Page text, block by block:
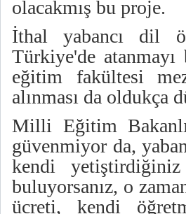
olacakmış bu proje.
İthal yabancı dil
Türkiye'de
eğitim fakültesi
alınması da oldukça
Milli Eğitim
güvenmiyor da,
kendi
buluyorsanız, o
ücreti, kendi